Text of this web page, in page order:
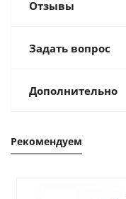
Отзывы
Задать вопрос
Дополнительно
Рекомендуем